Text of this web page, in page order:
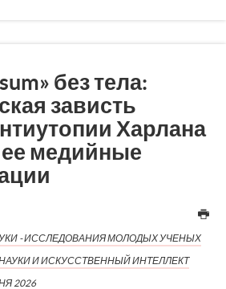
без тела:
зависть
Харлана
медийные
- ИССЛЕДОВАНИЯ МОЛОДЫХ УЧЕНЫХ
И ИСКУССТВЕННЫЙ ИНТЕЛЛЕКТ
2026